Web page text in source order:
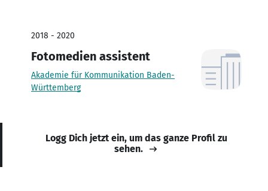
2018 - 2020
Fotomedien assistent
Akademie für Kommunikation Baden-
Württemberg
Logg Dich jetzt ein, um das ganze Profil zu
sehen.